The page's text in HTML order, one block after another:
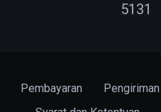
5131
Pembayaran Pengiriman